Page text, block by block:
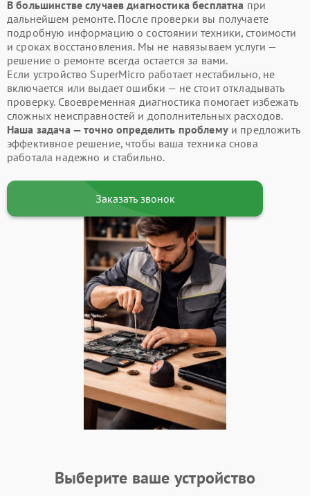
В большинстве случаев диагностика бесплатна при
дальнейшем ремонте. После проверки вы получаете
подробную информацию о состоянии техники, стоимости
и сроках восстановления. Мы не навязываем услуги —
решение о ремонте всегда остается за вами.
Если устройство SuperMicro работает нестабильно, не
включается или выдает ошибки — не стоит откладывать
проверку. Своевременная диагностика помогает избежать
сложных неисправностей и дополнительных расходов.
Наша задача — точно определить проблемуи предложить
эффективное решение, чтобы ваша техника снова
работала надежно и стабильно.
Заказать звонок
Выберите ваше устройство